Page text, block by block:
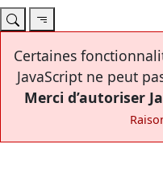
Certaines
JavaScript ne peut
Merci d’autoriser